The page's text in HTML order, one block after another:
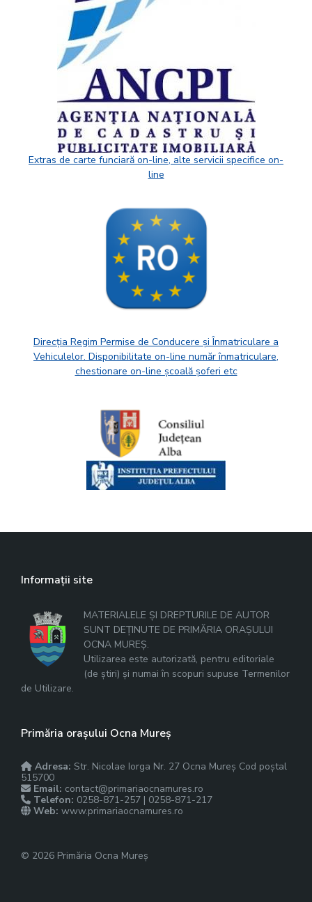
Extras de carte funciară on-line, alte servicii specifice on-
line
Direcția Regim Permise de Conducere și Înmatriculare a
Vehiculelor. Disponibilitate on-line număr înmatriculare,
chestionare on-line școală șoferi etc
Informații site
MATERIALELE ȘI DREPTURILE DE AUTOR
SUNT DEȚINUTE DE PRIMĂRIA ORAȘULUI
OCNA MUREȘ.
Utilizarea este autorizată, pentru editoriale
(de știri) și numai în scopuri supuse Termenilor
de Utilizare.
Primăria orașului Ocna Mureș
Adresa: Str. Nicolae Iorga Nr. 27 Ocna Mureș Cod poștal
515700
Email: contact@primariaocnamures.ro
Telefon: 0258-871-257 | 0258-871-217
Web: www.primariaocnamures.ro
© 2026 Primăria Ocna Mureș